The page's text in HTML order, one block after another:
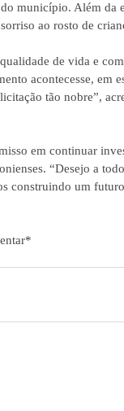
município. Além da
ao rosto de
de vida e
acontecesse, em
tão nobre”,
em continuar
“Desejo a
construindo um